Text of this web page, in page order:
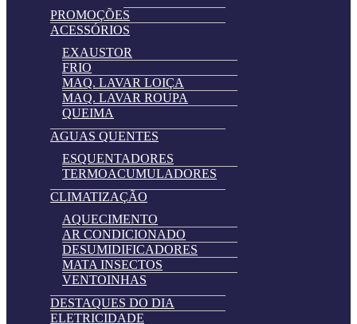
PROMOÇÕES
ACESSÓRIOS
EXAUSTOR
FRIO
MAQ. LAVAR LOIÇA
MAQ. LAVAR ROUPA
QUEIMA
AGUAS QUENTES
ESQUENTADORES
TERMOACUMULADORES
CLIMATIZAÇÃO
AQUECIMENTO
AR CONDICIONADO
DESUMIDIFICADORES
MATA INSECTOS
VENTOINHAS
DESTAQUES DO DIA
ELETRICIDADE